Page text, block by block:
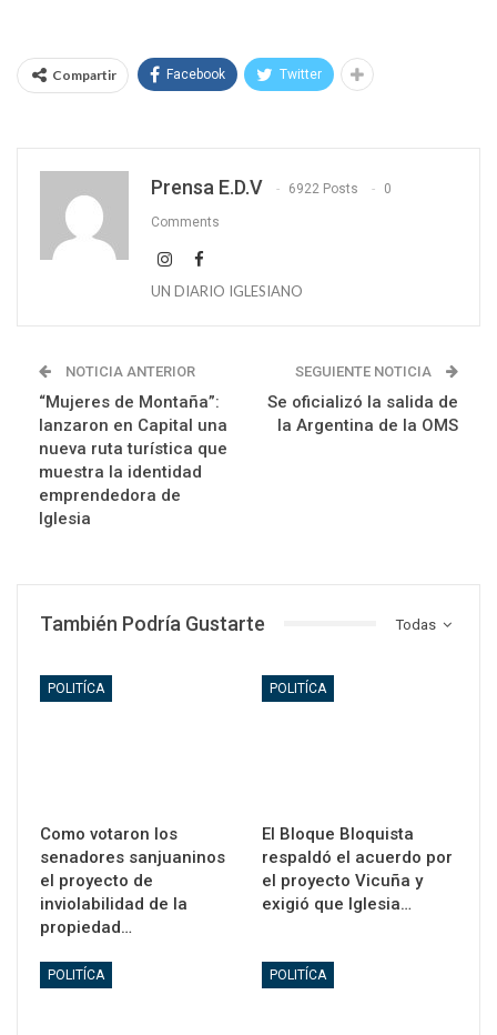
Compartir Facebook Twitter
Prensa E.D.V 6922 Posts 0
Comments
UN DIARIO IGLESIANO
NOTICIA ANTERIOR
“Mujeres de Montaña”:
lanzaron en Capital una
nueva ruta turística que
muestra la identidad
emprendedora de
Iglesia
SEGUIENTE NOTICIA
Se oficializó la salida de
la Argentina de la OMS
Todas
También Podría Gustarte
POLITÍCA
Como votaron los
senadores sanjuaninos
el proyecto de
inviolabilidad de la
propiedad…
POLITÍCA
El Bloque Bloquista
respaldó el acuerdo por
el proyecto Vicuña y
exigió que Iglesia…
POLITÍCA POLITÍCA